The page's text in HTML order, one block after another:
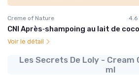
Creme of Nature 4.6
CNI Après‑shampoing au lait de
Voir le détail
Les Secrets De Loly - Cream
ml